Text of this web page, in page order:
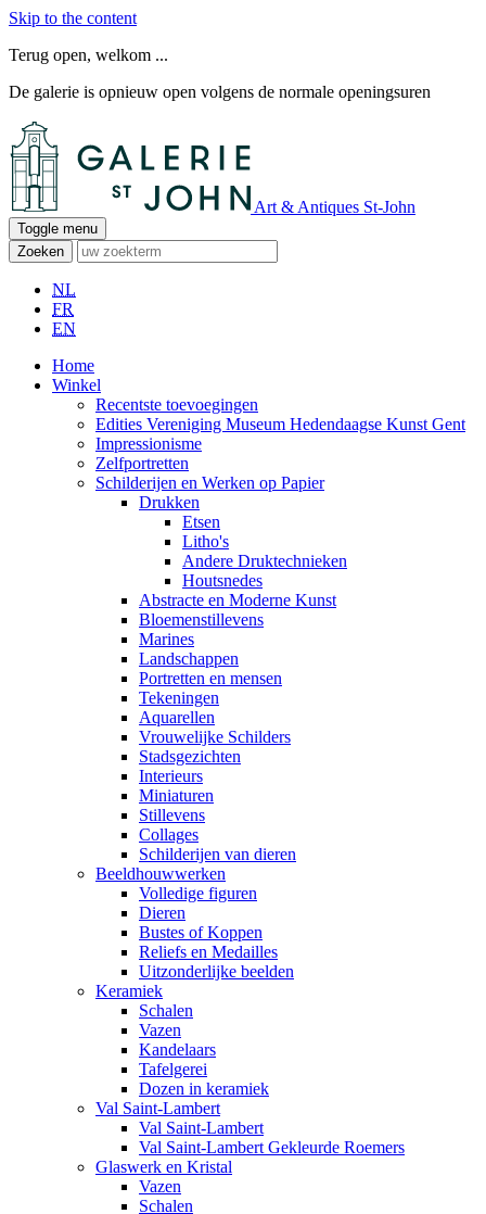
Skip to the content
Terug open, welkom ...
De galerie is opnieuw open volgens de normale openingsuren
Art & Antiques St-John
Toggle menu
Zoeken
NL
FR
EN
Home
Winkel
Recentste toevoegingen
Edities Vereniging Museum Hedendaagse Kunst Gent
Impressionisme
Zelfportretten
Schilderijen en Werken op Papier
Drukken
Etsen
Litho's
Andere Druktechnieken
Houtsnedes
Abstracte en Moderne Kunst
Bloemenstillevens
Marines
Landschappen
Portretten en mensen
Tekeningen
Aquarellen
Vrouwelijke Schilders
Stadsgezichten
Interieurs
Miniaturen
Stillevens
Collages
Schilderijen van dieren
Beeldhouwwerken
Volledige figuren
Dieren
Bustes of Koppen
Reliefs en Medailles
Uitzonderlijke beelden
Keramiek
Schalen
Vazen
Kandelaars
Tafelgerei
Dozen in keramiek
Val Saint-Lambert
Val Saint-Lambert
Val Saint-Lambert Gekleurde Roemers
Glaswerk en Kristal
Vazen
Schalen